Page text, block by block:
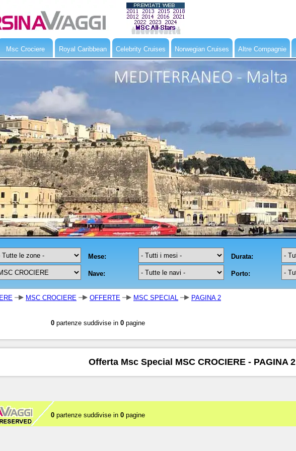
Msc Crociere Royal Caribbean Celebrity Cruises Norwegian Cruises Altre Compagnie
MSC CROCIERE OFFERTE MSC SPECIAL PAGINA 2
0 partenze suddivise in 0 pagine
Offerta Msc Special MSC CROCIERE - PAGINA 2
0 partenze suddivise in 0 pagine